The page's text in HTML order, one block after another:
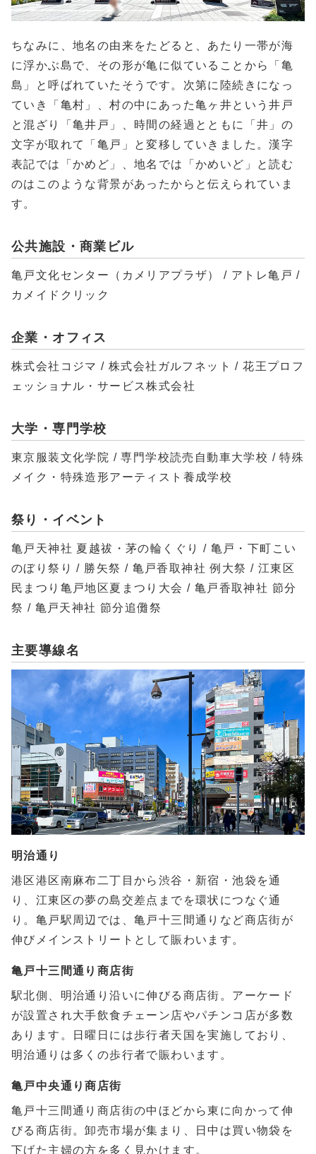
ちなみに、地名の由来をたどると、あたり一帯が海
に浮かぶ島で、その形が亀に似ていることから「亀
島」と呼ばれていたそうです。次第に陸続きになっ
ていき「亀村」、村の中にあった亀ヶ井という井戸
と混ざり「亀井戸」、時間の経過とともに「井」の
文字が取れて「亀戸」と変移していきました。漢字
表記では「かめど」、地名では「かめいど」と読む
のはこのような背景があったからと伝えられていま
す。
公共施設・商業ビル
亀戸文化センター（カメリアプラザ） / アトレ亀戸 /
カメイドクリック
企業・オフィス
株式会社コジマ / 株式会社ガルフネット / 花王プロフ
ェッショナル・サービス株式会社
大学・専門学校
東京服装文化学院 / 専門学校読売自動車大学校 / 特殊
メイク・特殊造形アーティスト養成学校
祭り・イベント
亀戸天神社 夏越祓・茅の輪くぐり / 亀戸・下町こい
のぼり祭り / 勝矢祭 / 亀戸香取神社 例大祭 / 江東区
民まつり亀戸地区夏まつり大会 / 亀戸香取神社 節分
祭 / 亀戸天神社 節分追儺祭
主要導線名
明治通り
港区港区南麻布二丁目から渋谷・新宿・池袋を通
り、江東区の夢の島交差点までを環状につなぐ通
り。亀戸駅周辺では、亀戸十三間通りなど商店街が
伸びメインストリートとして賑わいます。
亀戸十三間通り商店街
駅北側、明治通り沿いに伸びる商店街。アーケード
が設置され大手飲食チェーン店やパチンコ店が多数
あります。日曜日には歩行者天国を実施しており、
明治通りは多くの歩行者で賑わいます。
亀戸中央通り商店街
亀戸十三間通り商店街の中ほどから東に向かって伸
びる商店街。卸売市場が集まり、日中は買い物袋を
下げた主婦の方を多く見かけます。